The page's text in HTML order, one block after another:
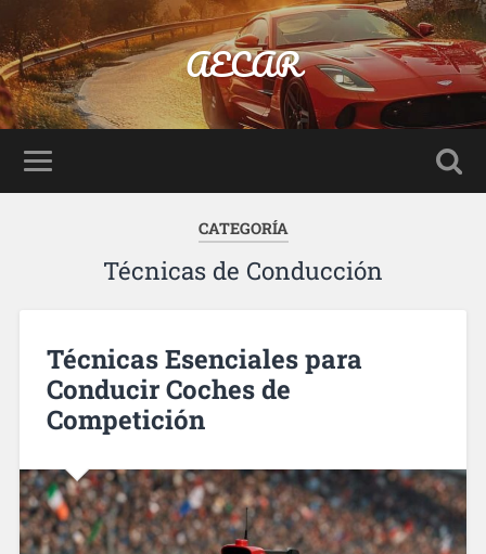
AECAR
CATEGORÍA
Técnicas de Conducción
Técnicas Esenciales para
Conducir Coches de
Competición